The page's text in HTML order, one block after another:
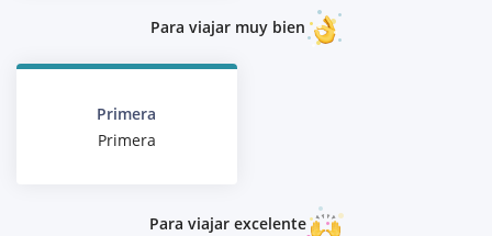
Para viajar muy bien
Primera
Primera
Para viajar excelente